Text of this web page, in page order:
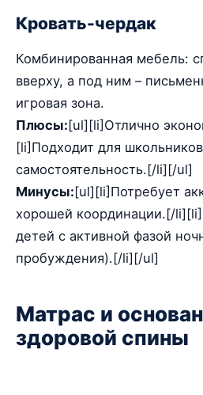
Кровать-чердак
Комбинированная мебель:
вверху, а под ним –
игровая зона.
Плюсы:[ul][li]Отлично
[li]Подходит для
самостоятельность.[/li][/ul]
Минусы:[ul][li]Потребует
хорошей координации.[/
детей с активной фазой
пробуждения).[/li][/ul]
Матрас и
здоровой спины